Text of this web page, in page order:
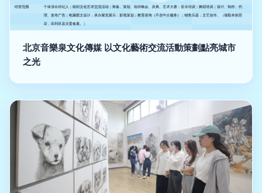
北京音樂泉文化傳媒 以文化藝術交流活動策劃點亮城市
之光